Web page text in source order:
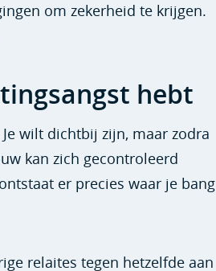
om zekerheid te krijgen.
hebt
wilt dichtbij zijn, maar zodra
kan zich gecontroleerd
er precies waar je bang
relaites tegen hetzelfde aan